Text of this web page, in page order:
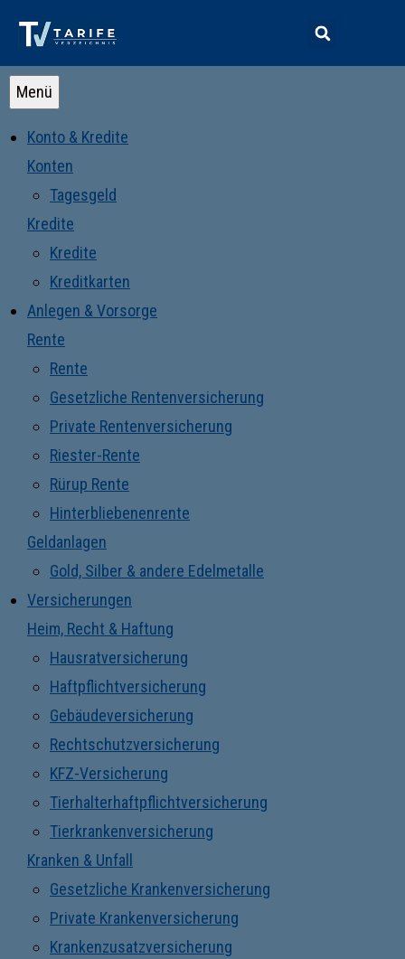
Menü
Konto & Kredite
Konten
Tagesgeld
Kredite
Kredite
Kreditkarten
Anlegen & Vorsorge
Rente
Rente
Gesetzliche Rentenversicherung
Private Rentenversicherung
Riester-Rente
Rürup Rente
Hinterbliebenenrente
Geldanlagen
Gold, Silber & andere Edelmetalle
Versicherungen
Heim, Recht & Haftung
Hausratversicherung
Haftpflichtversicherung
Gebäudeversicherung
Rechtschutzversicherung
KFZ-Versicherung
Tierhalterhaftpflichtversicherung
Tierkrankenversicherung
Kranken & Unfall
Gesetzliche Krankenversicherung
Private Krankenversicherung
Krankenzusatzversicherung